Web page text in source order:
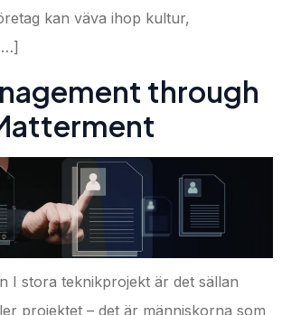
kan väva ihop kultur,
through
I stora teknikprojekt är det sällan
projektet – det är människorna som